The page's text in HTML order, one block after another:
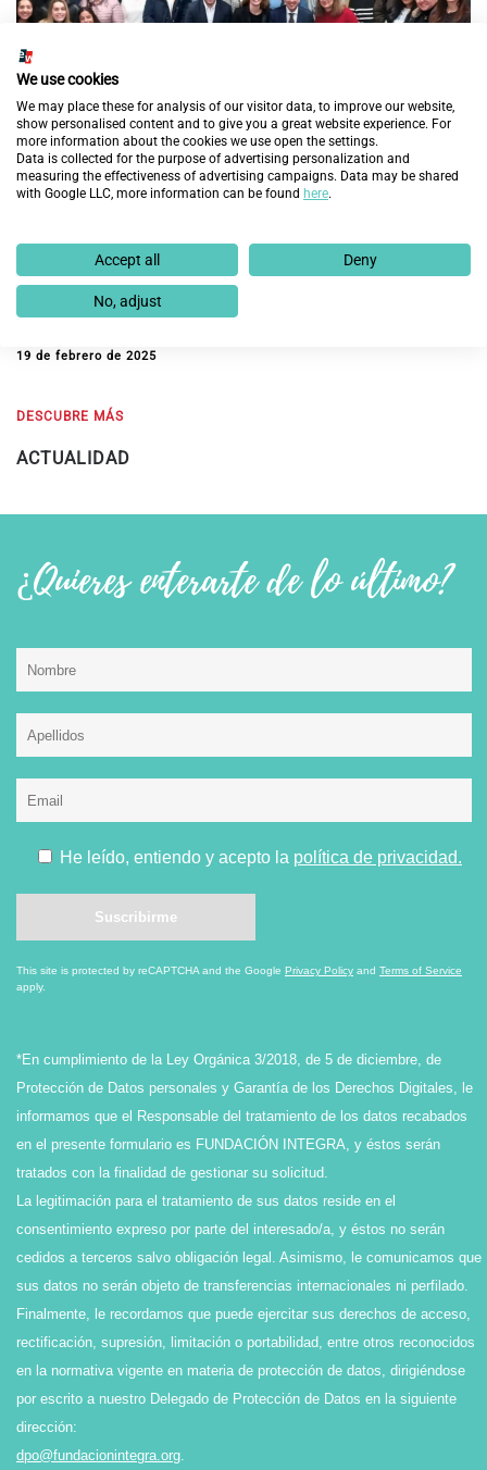
Fundación Endesa y Fundación Integra prevén
mejorar la empleabilidad de 60 personas en
exclusión social en Aragón con la nueva edición del
programa ‘Cambiando Vidas’
19 de febrero de 2025
DESCUBRE MÁS
ACTUALIDAD
¿Quieres enterarte de lo último?
He leído, entiendo y acepto la política de privacidad.
This site is protected by reCAPTCHA and the Google Privacy Policy and Terms of Service
apply.
*En cumplimiento de la Ley Orgánica 3/2018, de 5 de diciembre, de
Protección de Datos personales y Garantía de los Derechos Digitales, le
informamos que el Responsable del tratamiento de los datos recabados
en el presente formulario es FUNDACIÓN INTEGRA, y éstos serán
tratados con la finalidad de gestionar su solicitud.
La legitimación para el tratamiento de sus datos reside en el
consentimiento expreso por parte del interesado/a, y éstos no serán
cedidos a terceros salvo obligación legal. Asimismo, le comunicamos que
sus datos no serán objeto de transferencias internacionales ni perfilado.
Finalmente, le recordamos que puede ejercitar sus derechos de acceso,
rectificación, supresión, limitación o portabilidad, entre otros reconocidos
en la normativa vigente en materia de protección de datos, dirigiéndose
por escrito a nuestro Delegado de Protección de Datos en la siguiente
dirección:
dpo@fundacionintegra.org.
We use cookies
We may place these for analysis of our visitor data, to improve our website,
show personalised content and to give you a great website experience. For
more information about the cookies we use open the settings.
Data is collected for the purpose of advertising personalization and
measuring the effectiveness of advertising campaigns. Data may be shared
with Google LLC, more information can be found here.
Accept all Deny
No, adjust